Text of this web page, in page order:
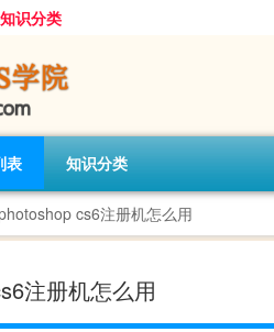
知识分类
表 知识分类
cs6注册机怎么用
注册机怎么用